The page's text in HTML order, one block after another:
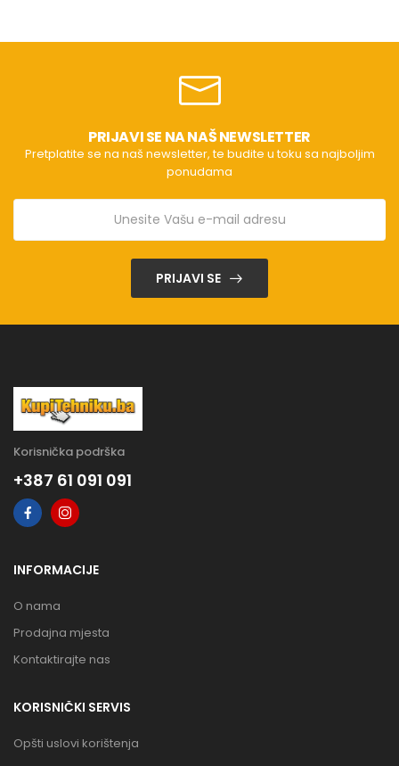
PRIJAVI SE NA NAŠ NEWSLETTER
Pretplatite se na naš newsletter, te budite u toku sa najboljim
ponudama
PRIJAVI SE
Korisnička podrška
+387 61 091 091
INFORMACIJE
O nama
Prodajna mjesta
Kontaktirajte nas
KORISNIČKI SERVIS
Opšti uslovi korištenja